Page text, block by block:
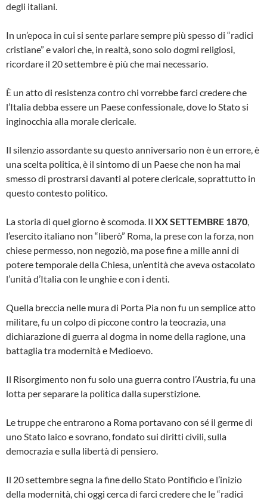
degli italiani.
In un’epoca in cui si sente parlare sempre più spesso di “radici
cristiane” e valori che, in realtà, sono solo dogmi religiosi,
ricordare il 20 settembre è più che mai necessario.
È un atto di resistenza contro chi vorrebbe farci credere che
l’Italia debba essere un Paese confessionale, dove lo Stato si
inginocchia alla morale clericale.
Il silenzio assordante su questo anniversario non è un errore, è
una scelta politica, è il sintomo di un Paese che non ha mai
smesso di prostrarsi davanti al potere clericale, soprattutto in
questo contesto politico.
La storia di quel giorno è scomoda. Il XX SETTEMBRE 1870
l’esercito italiano non “liberò” Roma, la prese con la forza, non
chiese permesso, non negoziò, ma pose fine a mille anni di
potere temporale della Chiesa, un’entità che aveva ostacolato
l’unità d’Italia con le unghie e con i denti.
Quella breccia nelle mura di Porta Pia non fu un semplice atto
militare, fu un colpo di piccone contro la teocrazia, una
dichiarazione di guerra al dogma in nome della ragione, una
battaglia tra modernità e Medioevo.
Il Risorgimento non fu solo una guerra contro l’Austria, fu una
lotta per separare la politica dalla superstizione.
Le truppe che entrarono a Roma portavano con sé il germe di
uno Stato laico e sovrano, fondato sui diritti civili, sulla
democrazia e sulla libertà di pensiero.
Il 20 settembre segna la fine dello Stato Pontificio e l’inizio
della modernità, chi oggi cerca di farci credere che le “radici